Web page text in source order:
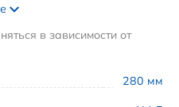
280 мм
в зависимости от